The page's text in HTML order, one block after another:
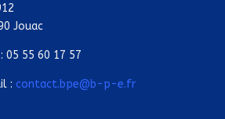
Jouac
05 55 60 17 57
: contact.bpe@b-p-e.fr